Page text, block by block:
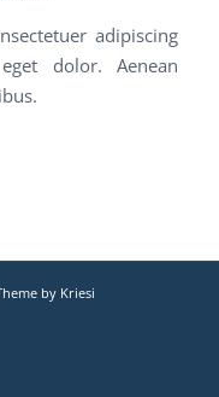
adipiscing
dolor. Aenean
by Kriesi